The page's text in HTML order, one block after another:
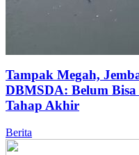
Tampak Megah,
DBMSDA: Belum
Tahap Akhir
Berita